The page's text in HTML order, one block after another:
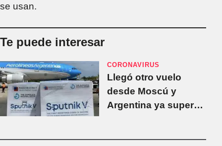
se usan.
Te puede interesar
CORONAVIRUS
Llegó otro vuelo
desde Moscú y
Argentina ya supera